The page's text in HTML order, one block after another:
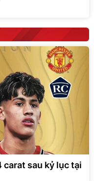
carat sau kỷ lục tại